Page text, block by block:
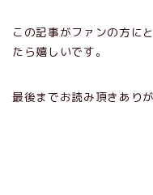
この記事がファンの方に
たら嬉しいです。
最後までお読み頂きあり